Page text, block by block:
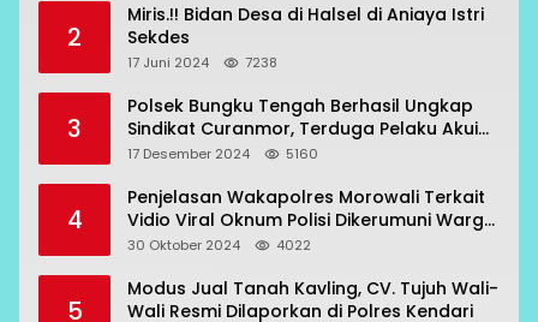
2
Miris.!! Bidan Desa di Halsel di Aniaya Istri
Sekdes
17 Juni 2024 7238
3
Polsek Bungku Tengah Berhasil Ungkap
Sindikat Curanmor, Terduga Pelaku Akui
Beraksi di 7 Lokasi
17 Desember 2024 5160
4
Penjelasan Wakapolres Morowali Terkait
Vidio Viral Oknum Polisi Dikerumuni Warga
Bahodopi
30 Oktober 2024 4022
5
Modus Jual Tanah Kavling, CV. Tujuh Wali-
Wali Resmi Dilaporkan di Polres Kendari